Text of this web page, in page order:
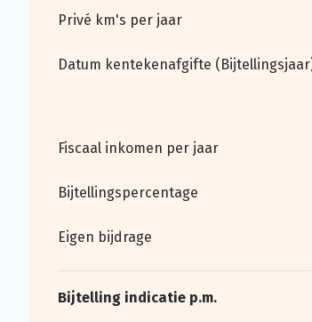
Privé km's per jaar
Datum kentekenafgifte
Fiscaal inkomen per jaar
Bijtellingspercentage
Eigen bijdrage
Bijtelling indicatie p.m.